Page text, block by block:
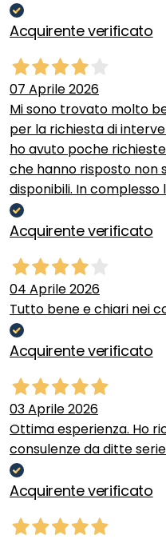
Acquirente verificato
07 Aprile 2026
Mi sono trovato molto
per la richiesta di
ho avuto poche
che hanno risposto non
disponibili. In complesso
Acquirente verificato
04 Aprile 2026
Tutto bene e chiari nei
Acquirente verificato
03 Aprile 2026
Ottima esperienza. Ho
consulenze da ditte
Acquirente verificato